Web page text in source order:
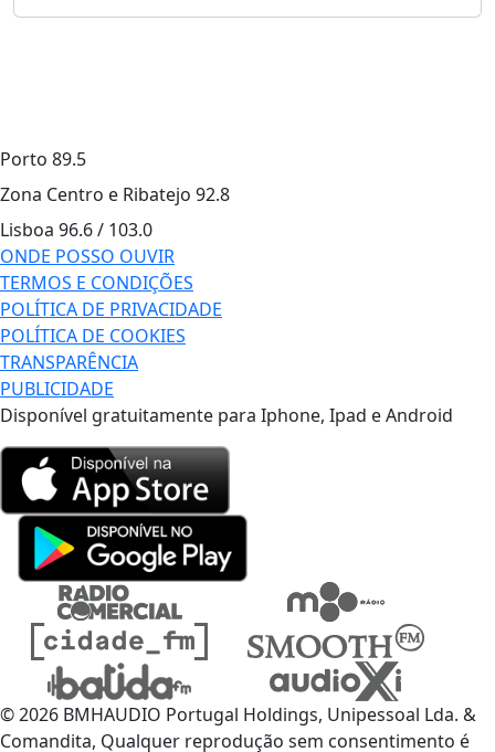
Porto 89.5
Zona Centro e Ribatejo 92.8
Lisboa 96.6 / 103.0
ONDE POSSO OUVIR
TERMOS E CONDIÇÕES
POLÍTICA DE PRIVACIDADE
POLÍTICA DE COOKIES
TRANSPARÊNCIA
PUBLICIDADE
Disponível gratuitamente para Iphone, Ipad e Android
© 2026 BMHAUDIO Portugal Holdings, Unipessoal Lda. &
Comandita, Qualquer reprodução sem consentimento é